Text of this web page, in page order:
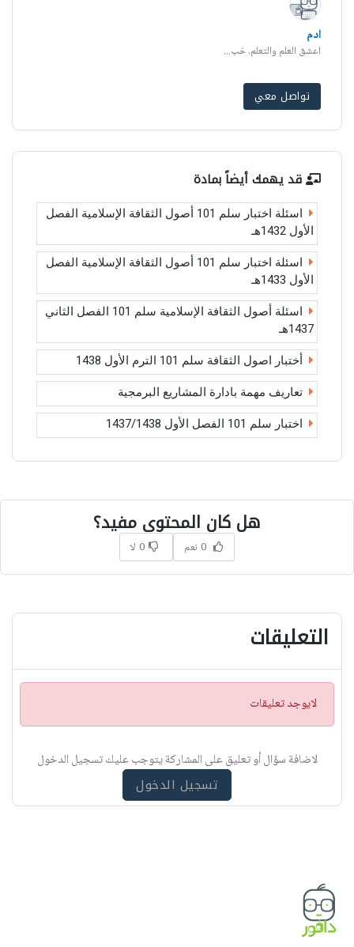
ادم
اعشق العلم والتعلم, خب...
تواصل معي
قد يهمك أيضاً بمادة
اسئلة اختبار سلم 101 أصول الثقافة الإسلامية الفصل
الأول 1432هـ
اسئلة اختبار سلم 101 أصول الثقافة الإسلامية الفصل
الأول 1433هـ
اسئلة أصول الثقافة الإسلامية سلم 101 الفصل الثاني
1437هـ
أختبار اصول الثقافة سلم 101 الترم الأول 1438
تعاريف مهمة بادارة المشاريع البرمجية
اختبار سلم 101 الفصل الأول 1437/1438
هل كان المحتوى مفيد؟
0 نعم 0 لا
التعليقات
ت
ن
ي
لايوجد تعليقات
لاضافة سؤال أو تعليق على المشاركة يتوجب عليك تسجيل الدخول
تسجيل الدخول